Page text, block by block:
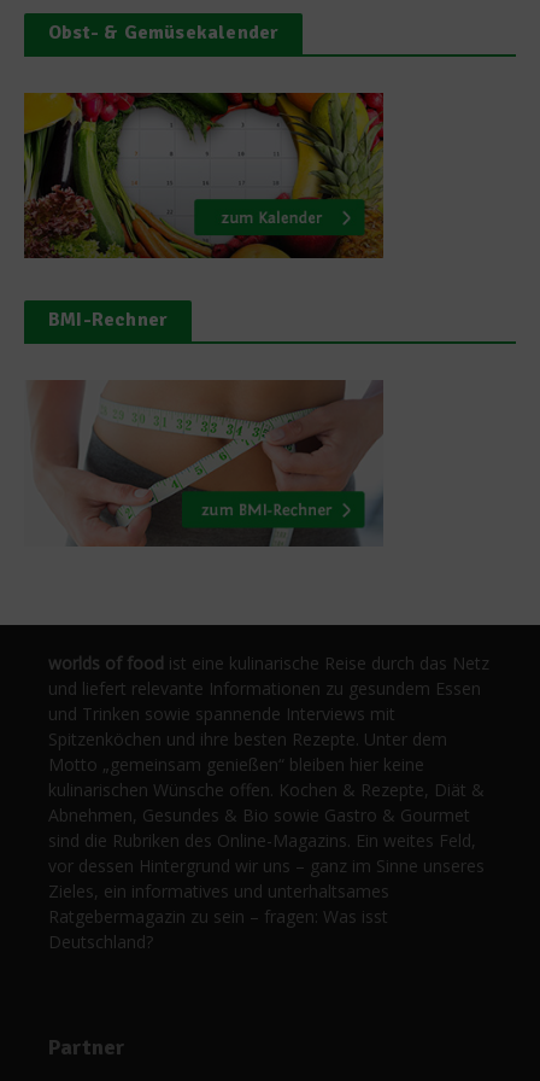
Obst- & Gemüsekalender
BMI-Rechner
worlds of food ist eine kulinarische Reise durch das Netz
und liefert relevante Informationen zu gesundem Essen
und Trinken sowie spannende Interviews mit
Spitzenköchen und ihre besten Rezepte. Unter dem
Motto „gemeinsam genießen“ bleiben hier keine
kulinarischen Wünsche offen. Kochen & Rezepte, Diät &
Abnehmen, Gesundes & Bio sowie Gastro & Gourmet
sind die Rubriken des Online-Magazins. Ein weites Feld,
vor dessen Hintergrund wir uns – ganz im Sinne unseres
Zieles, ein informatives und unterhaltsames
Ratgebermagazin zu sein – fragen: Was isst
Deutschland?
Partner